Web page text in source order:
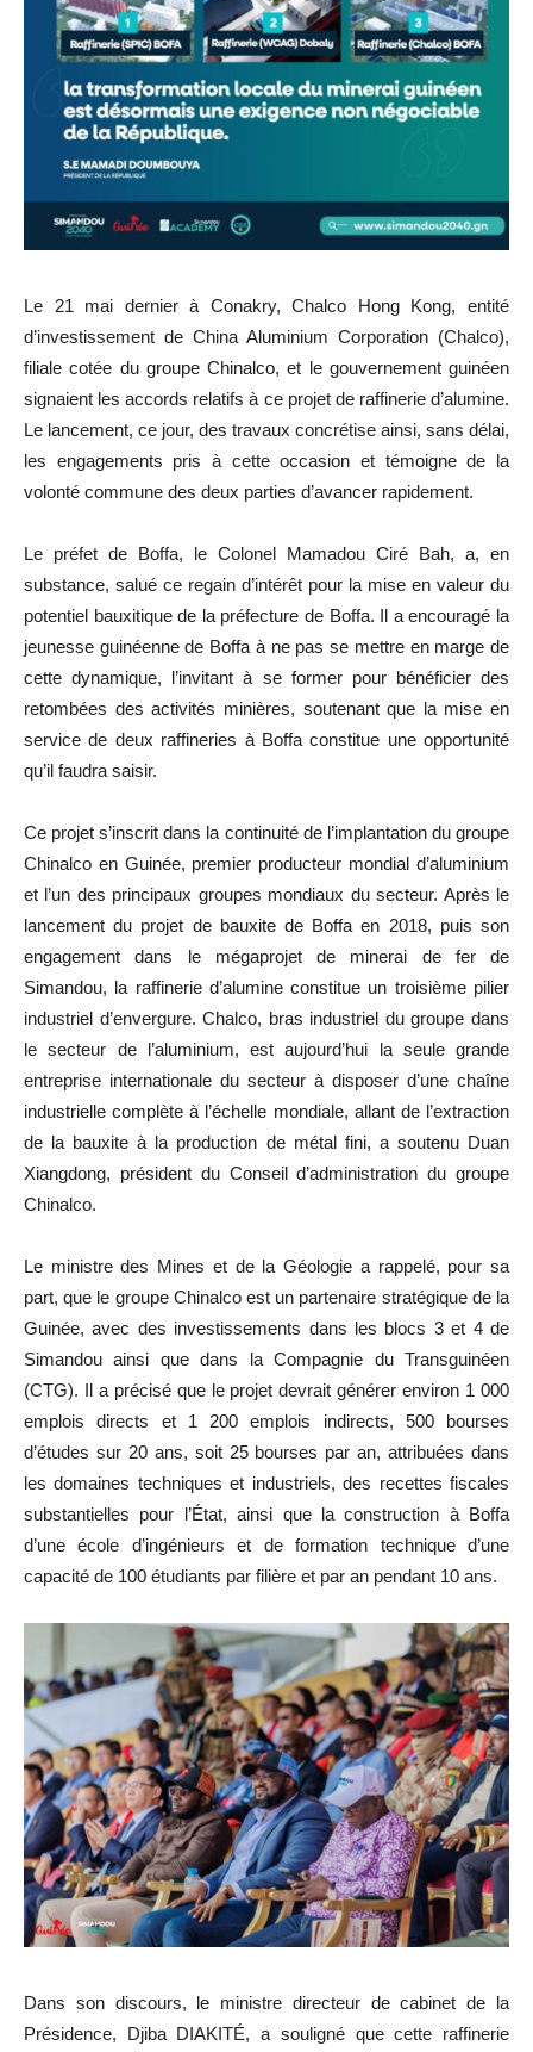
Le 21 mai dernier à Conakry, Chalco Hong Kong, entité
d’investissement de China Aluminium Corporation (Chalco),
filiale cotée du groupe Chinalco, et le gouvernement guinéen
signaient les accords relatifs à ce projet de raffinerie d’alumine.
Le lancement, ce jour, des travaux concrétise ainsi, sans délai,
les engagements pris à cette occasion et témoigne de la
volonté commune des deux parties d’avancer rapidement.
Le préfet de Boffa, le Colonel Mamadou Ciré Bah, a, en
substance, salué ce regain d’intérêt pour la mise en valeur du
potentiel bauxitique de la préfecture de Boffa. Il a encouragé la
jeunesse guinéenne de Boffa à ne pas se mettre en marge de
cette dynamique, l’invitant à se former pour bénéficier des
retombées des activités minières, soutenant que la mise en
service de deux raffineries à Boffa constitue une opportunité
qu’il faudra saisir.
Ce projet s’inscrit dans la continuité de l’implantation du groupe
Chinalco en Guinée, premier producteur mondial d’aluminium
et l’un des principaux groupes mondiaux du secteur. Après le
lancement du projet de bauxite de Boffa en 2018, puis son
engagement dans le mégaprojet de minerai de fer de
Simandou, la raffinerie d’alumine constitue un troisième pilier
industriel d’envergure. Chalco, bras industriel du groupe dans
le secteur de l’aluminium, est aujourd’hui la seule grande
entreprise internationale du secteur à disposer d’une chaîne
industrielle complète à l’échelle mondiale, allant de l’extraction
de la bauxite à la production de métal fini, a soutenu Duan
Xiangdong, président du Conseil d’administration du groupe
Chinalco.
Le ministre des Mines et de la Géologie a rappelé, pour sa
part, que le groupe Chinalco est un partenaire stratégique de la
Guinée, avec des investissements dans les blocs 3 et 4 de
Simandou ainsi que dans la Compagnie du Transguinéen
(CTG). Il a précisé que le projet devrait générer environ 1 000
emplois directs et 1 200 emplois indirects, 500 bourses
d’études sur 20 ans, soit 25 bourses par an, attribuées dans
les domaines techniques et industriels, des recettes fiscales
substantielles pour l’État, ainsi que la construction à Boffa
d’une école d’ingénieurs et de formation technique d’une
capacité de 100 étudiants par filière et par an pendant 10 ans.
Dans son discours, le ministre directeur de cabinet de la
Présidence, Djiba DIAKITÉ, a souligné que cette raffinerie